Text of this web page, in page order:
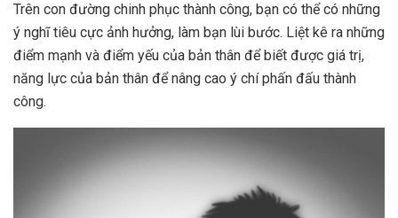
Trên con đường chinh phục thành công, bạn có thể có những
ý nghĩ tiêu cực ảnh hưởng, làm bạn lùi bước. Liệt kê ra những
điểm mạnh và điểm yếu của bản thân để biết được giá trị,
năng lực của bản thân để nâng cao ý chí phấn đấu thành
công.